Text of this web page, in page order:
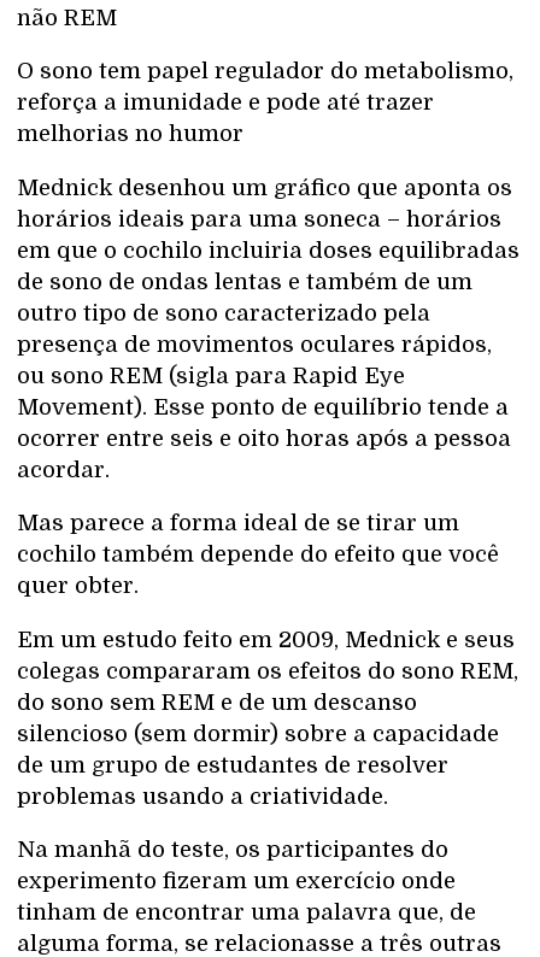
não REM
O sono tem papel regulador do metabolismo,
reforça a imunidade e pode até trazer
melhorias no humor
Mednick desenhou um gráfico que aponta os
horários ideais para uma soneca – horários
em que o cochilo incluiria doses equilibradas
de sono de ondas lentas e também de um
outro tipo de sono caracterizado pela
presença de movimentos oculares rápidos,
ou sono REM (sigla para Rapid Eye
Movement). Esse ponto de equilíbrio tende a
ocorrer entre seis e oito horas após a pessoa
acordar.
Mas parece a forma ideal de se tirar um
cochilo também depende do efeito que você
quer obter.
Em um estudo feito em 2009, Mednick e seus
colegas compararam os efeitos do sono REM,
do sono sem REM e de um descanso
silencioso (sem dormir) sobre a capacidade
de um grupo de estudantes de resolver
problemas usando a criatividade.
Na manhã do teste, os participantes do
experimento fizeram um exercício onde
tinham de encontrar uma palavra que, de
alguma forma, se relacionasse a três outras